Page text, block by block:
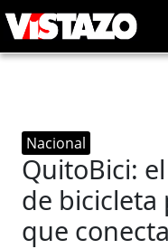
Nacional
QuitoBici:
de
que